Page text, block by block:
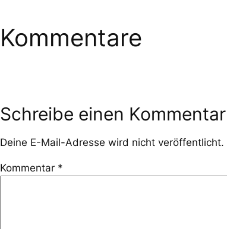
Kommentare
Schreibe einen Kommentar
Deine E-Mail-Adresse wird nicht veröffentlicht.
Kommentar *